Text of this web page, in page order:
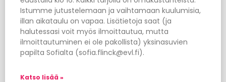
Istumme jutustelemaan ja vaihtamaan kuulumisia,
illan aikataulu on vapaa. Lisätietoja saat (ja
halutessasi voit myös ilmoittautua, mutta
ilmoittautuminen ei ole pakollista) yksinasuvien
papilta Sofialta (sofia.flinck@evl.fi).
Katso lisää »